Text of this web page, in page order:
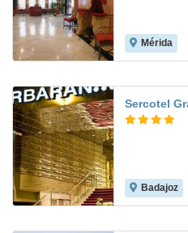
Mérida
Sercotel
Badajoz